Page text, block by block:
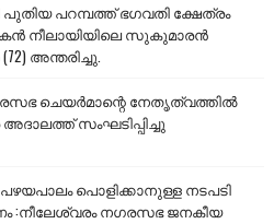
പുതിയ പറമ്പത്ത് ഭഗവതി ക്ഷേത്രം
നീലായിയിലെ സുകുമാരൻ
അന്തരിച്ചു.
ചെയർമാന്റെ നേതൃത്വത്തിൽ
അദാലത്ത് സംഘടിപ്പിച്ചു
പൊളിക്കാനുള്ള നടപടി
:നീലേശ്വരം നഗരസഭ ജനകീയ